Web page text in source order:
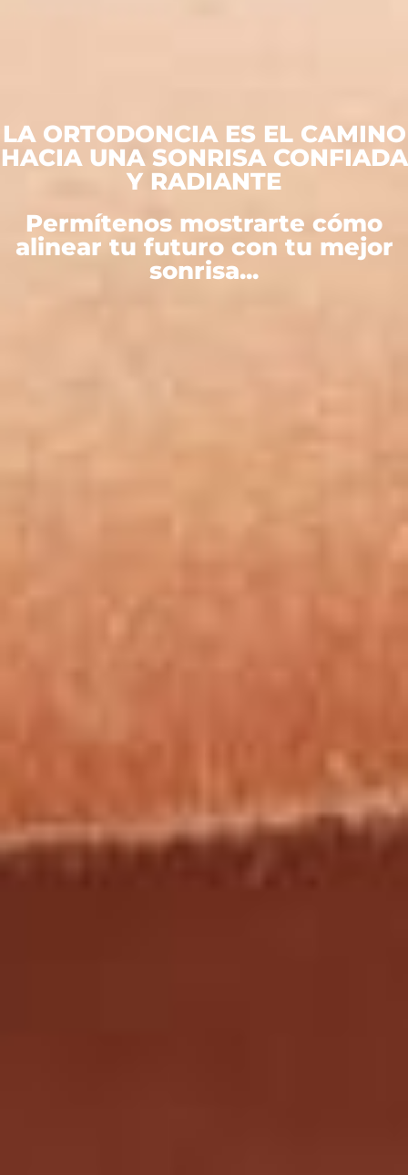
LA ORTODONCIA ES EL CAMINO
HACIA UNA SONRISA CONFIADA
Y RADIANTE
Permítenos mostrarte cómo
alinear tu futuro con tu mejor
sonrisa...